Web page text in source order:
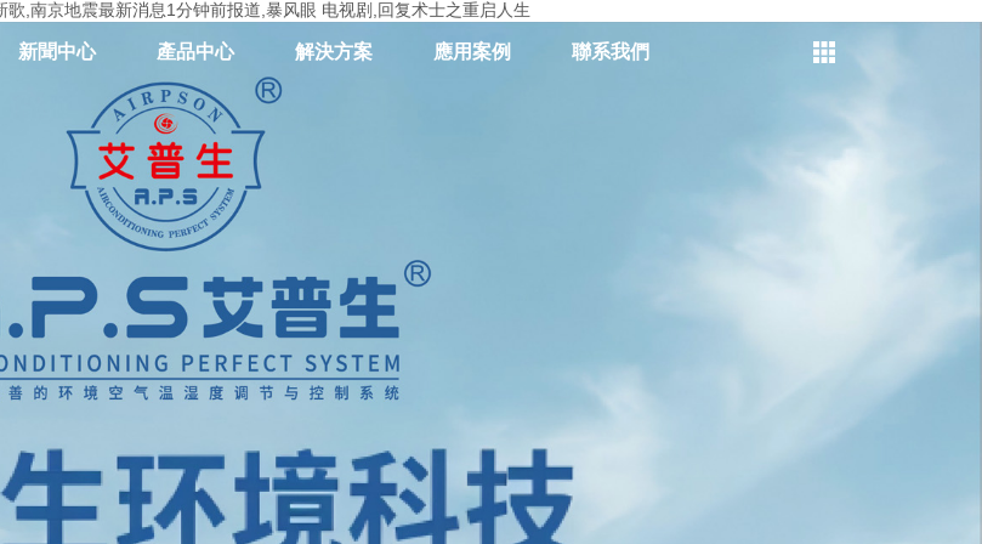
,南京地震最新消息1分钟前报道,暴风眼 电视剧,回复术士之重启人生
新聞中心 產品中心 解決方案 應用案例 聯系我們